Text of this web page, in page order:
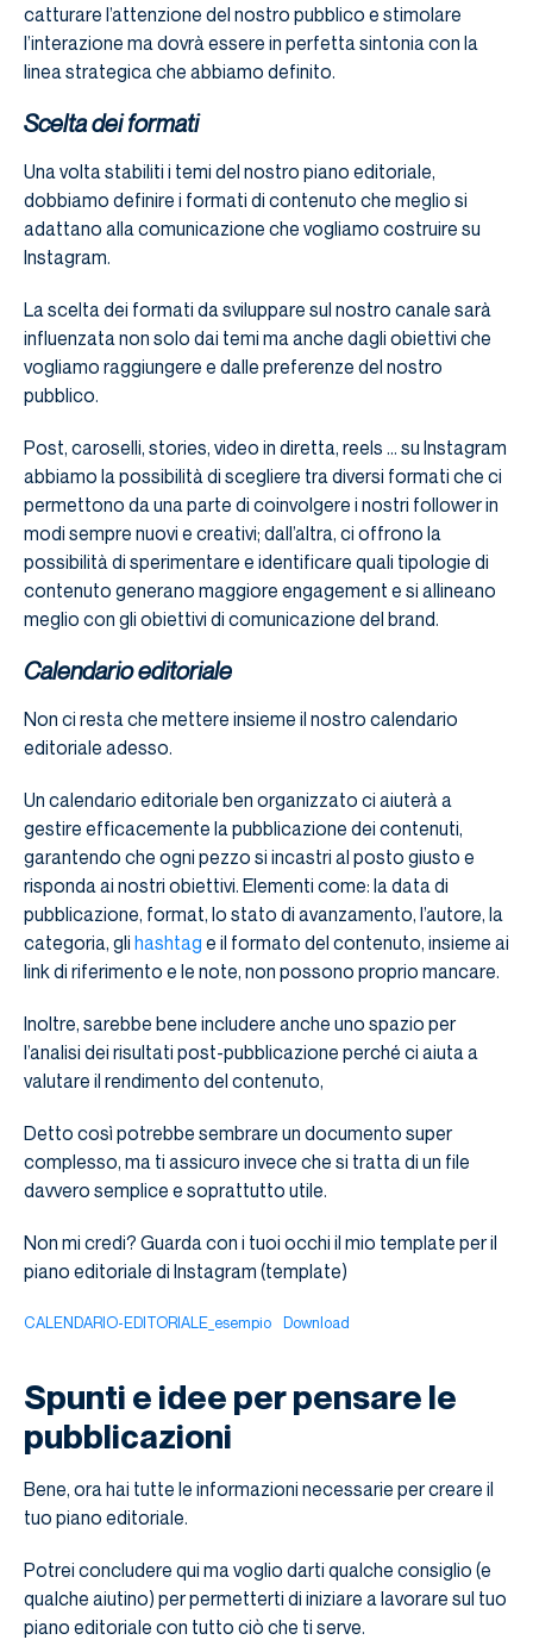
catturare l’attenzione del nostro pubblico e stimolare
l’interazione ma dovrà essere in perfetta sintonia con la
linea strategica che abbiamo definito.
Scelta dei formati
Una volta stabiliti i temi del nostro piano editoriale,
dobbiamo definire i formati di contenuto che meglio si
adattano alla comunicazione che vogliamo costruire su
Instagram.
La scelta dei formati da sviluppare sul nostro canale sarà
influenzata non solo dai temi ma anche dagli obiettivi che
vogliamo raggiungere e dalle preferenze del nostro
pubblico.
Post, caroselli, stories, video in diretta, reels … su Instagram
abbiamo la possibilità di scegliere tra diversi formati che ci
permettono da una parte di coinvolgere i nostri follower in
modi sempre nuovi e creativi; dall’altra, ci offrono la
possibilità di sperimentare e identificare quali tipologie di
contenuto generano maggiore engagement e si allineano
meglio con gli obiettivi di comunicazione del brand.
Calendario editoriale
Non ci resta che mettere insieme il nostro calendario
editoriale adesso.
Un calendario editoriale ben organizzato ci aiuterà a
gestire efficacemente la pubblicazione dei contenuti,
garantendo che ogni pezzo si incastri al posto giusto e
risponda ai nostri obiettivi. Elementi come: la data di
pubblicazione, format, lo stato di avanzamento, l’autore, la
categoria, gli hashtag e il formato del contenuto, insieme ai
link di riferimento e le note, non possono proprio mancare.
Inoltre, sarebbe bene includere anche uno spazio per
l’analisi dei risultati post-pubblicazione perché ci aiuta a
valutare il rendimento del contenuto,
Detto così potrebbe sembrare un documento super
complesso, ma ti assicuro invece che si tratta di un file
davvero semplice e soprattutto utile.
Non mi credi? Guarda con i tuoi occhi il mio template per il
piano editoriale di Instagram (template)
CALENDARIO-EDITORIALE_esempio Download
Spunti e idee per pensare le
pubblicazioni
Bene, ora hai tutte le informazioni necessarie per creare il
tuo piano editoriale.
Potrei concludere qui ma voglio darti qualche consiglio (e
qualche aiutino) per permetterti di iniziare a lavorare sul tuo
piano editoriale con tutto ciò che ti serve.